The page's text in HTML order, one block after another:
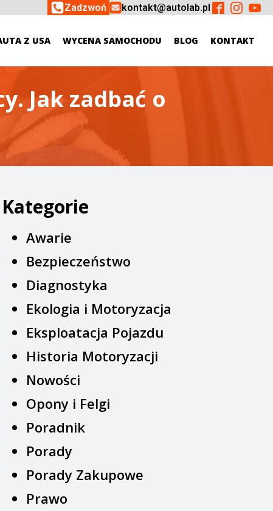
Zadzwoń kontakt@autolab.pl
Z USA WYCENA SAMOCHODU BLOG KONTAKT
Jak zadbać o
Kategorie
Awarie
Bezpieczeństwo
Diagnostyka
Ekologia i Motoryzacja
Eksploatacja Pojazdu
Historia Motoryzacji
Nowości
Opony i Felgi
Poradnik
Porady
Porady Zakupowe
Prawo